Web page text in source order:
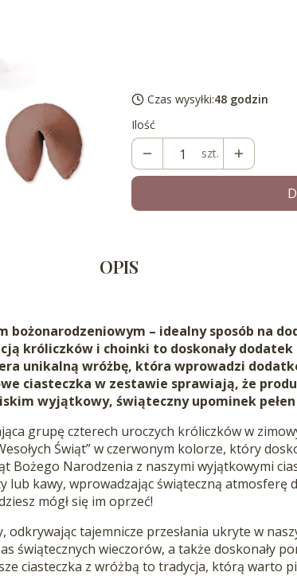
Czas wysyłki:48 godzin
Ilość
szt.
OPIS
bożonarodzeniowym – idealny sposób na
króliczków i choinki to doskonały
unikalną wróżbę, która wprowadzi
ciasteczka w zestawie sprawiają, że
wyjątkowy, świąteczny upominek
grupę czterech uroczych króliczków w
Świąt” w czerwonym kolorze, który
Bożego Narodzenia z naszymi wyjątkowymi
kawy, wprowadzając świąteczną atmosferę
mógł się im oprzeć!
tajemnicze przesłania ukryte w
świątecznych wieczorów, a także doskonały
ciasteczka z wróżbą to tradycja, którą warto